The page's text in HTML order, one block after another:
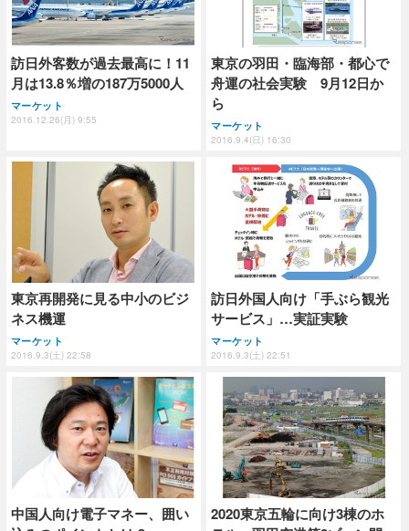
訪日外客数が過去最高に！11
月は13.8％増の187万5000人
マーケット
2016.12.26(月) 9:55
東京の羽田・臨海部・都心で
舟運の社会実験 9月12日か
ら
マーケット
2016.9.4(日) 16:30
東京再開発に見る中小のビジ
ネス機運
マーケット
2016.9.3(土) 22:58
訪日外国人向け「手ぶら観光
サービス」…実証実験
マーケット
2016.9.3(土) 22:51
中国人向け電子マネー、囲い
2020東京五輪に向け3棟のホ